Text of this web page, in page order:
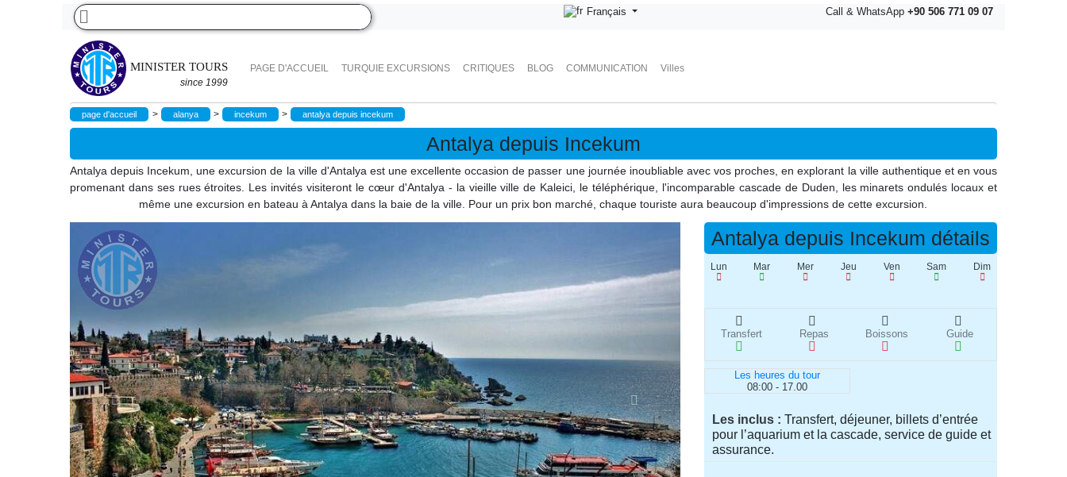
MINISTER TOURS
since 1999
PAGE D'ACCUEIL TURQUIE EXCURSIONS CRITIQUES BLOG COMMUNICATION Villes
Français Call & WhatsApp +90 506 771 09 07
page d'accueil > alanya > incekum > antalya depuis incekum
Antalya depuis Incekum
Antalya depuis Incekum, une excursion de la ville d'Antalya est une excellente occasion de passer une journée inoubliable avec vos proches, en explorant la ville authentique et en vous
promenant dans ses rues étroites. Les invités visiteront le cœur d'Antalya - la vieille ville de Kaleici, le téléphérique, l'incomparable cascade de Duden, les minarets ondulés locaux et
même une excursion en bateau à Antalya dans la baie de la ville. Pour un prix bon marché, chaque touriste aura beaucoup d'impressions de cette excursion.
Antalya depuis Incekum détails
Lun Mar Mer Jeu Ven Sam Dim
Transfert Repas Boissons Guide
Les heures du tour
08:00 - 17.00
Les inclus
Transfert, déjeuner, billets d’entrée
pour l’aquarium et la cascade, service de guide et
assurance.